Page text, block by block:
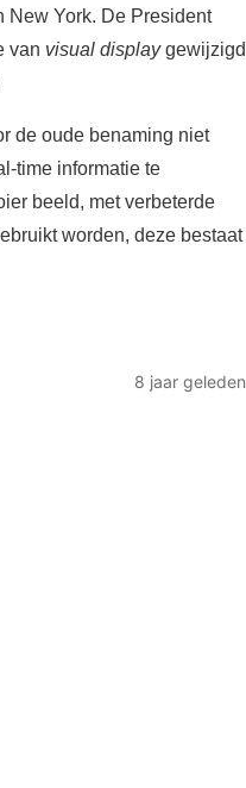
New York. De President
van visual displaygewijzigd
de oude benaming niet
time informatie te
beeld, met verbeterde
worden, deze bestaat
8 jaar geleden